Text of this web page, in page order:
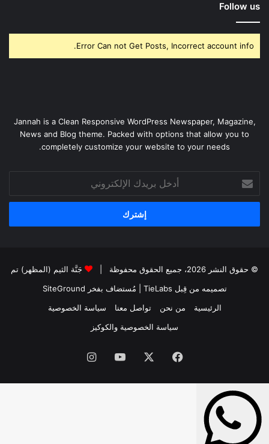
Follow us
Error Can not Get Posts, Incorrect account info.
Jannah is a Clean Responsive WordPress Newspaper, Magazine,
News and Blog theme. Packed with options that allow you to
completely customize your website to your needs.
بريدك
الإلكتروني
© حقوق النشر 2026، جميع الحقوق محفوظة |
جَنَّة الثيم (المظهر) تم
تصميمه من قِبل TieLabs
| مُستضاف بفخر SiteGround
الرئيسية
من نحن تواصل معنا
سياسة الخصوصية
سياسة الخصوصية والكوكيز
فيسبوك ‫YouTubeانستقرام